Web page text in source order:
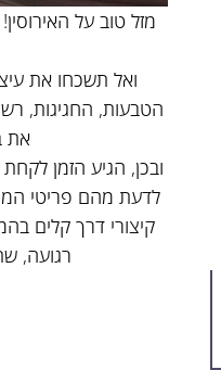
מזל טוב על
ואל תשכחו את
הטבעות, החגיגות,
את
ובכן, הגיע הזמן
לדעת מהם פריטי
קיצורי דרך קלים
רגועה,